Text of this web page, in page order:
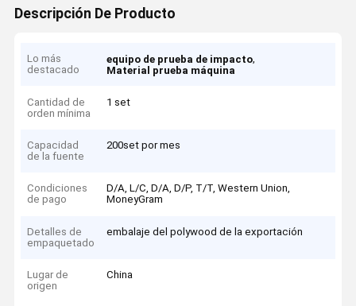
Descripción De Producto
Lo más
destacado
equipo de prueba de impacto,
Material prueba máquina
Cantidad de
orden mínima
1 set
Capacidad
de la fuente
200set por mes
Condiciones
de pago
D/A, L/C, D/A, D/P, T/T, Western Union,
MoneyGram
Detalles de
empaquetado
embalaje del polywood de la exportación
Lugar de
origen
China